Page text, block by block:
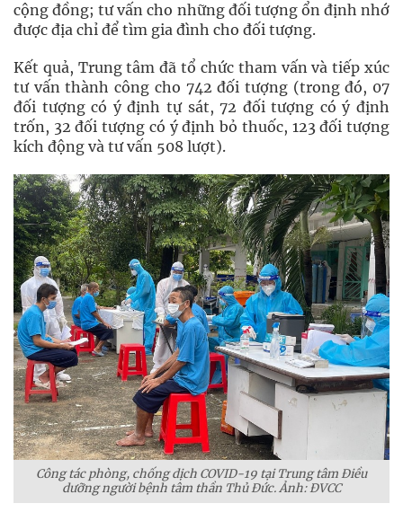
cộng đồng; tư vấn cho những đối tượng ổn định nhớ
được địa chỉ để tìm gia đình cho đối tượng.
Kết quả, Trung tâm đã tổ chức tham vấn và tiếp xúc
tư vấn thành công cho 742 đối tượng (trong đó, 07
đối tượng có ý định tự sát, 72 đối tượng có ý định
trốn, 32 đối tượng có ý định bỏ thuốc, 123 đối tượng
kích động và tư vấn 508 lượt).
Công tác phòng, chống dịch COVID-19 tại Trung tâm Điều
dưỡng người bệnh tâm thần Thủ Đức. Ảnh: ĐVCC